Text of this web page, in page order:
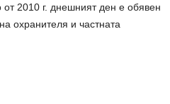
2010 г. днешният ден е обявен
охранителя и частната